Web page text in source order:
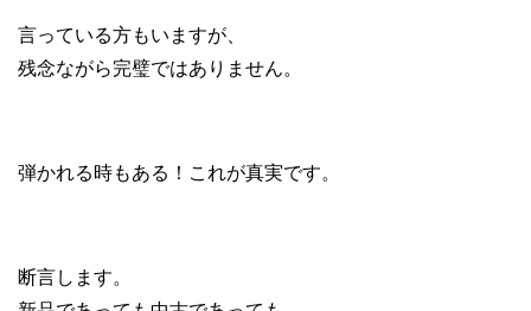
言っている方もいますが、
残念ながら完璧ではありません。
弾かれる時もある！これが真実です。
断言します。